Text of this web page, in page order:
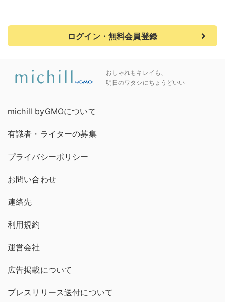
ログイン・無料会員登録
おしゃれもキレイも、
明日のワタシにちょうどいい
michill byGMOについて
有識者・ライターの募集
プライバシーポリシー
お問い合わせ
連絡先
利用規約
運営会社
広告掲載について
プレスリリース送付について